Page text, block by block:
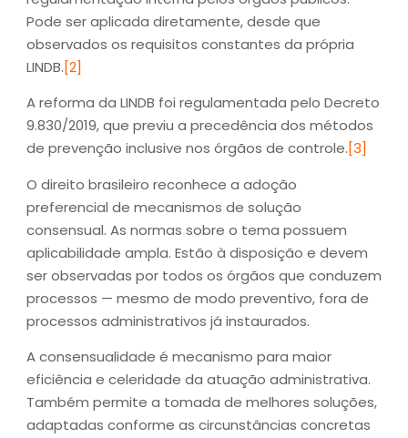
Pode ser aplicada diretamente, desde que
observados os requisitos constantes da própria
LINDB.[2]
A reforma da LINDB foi regulamentada pelo Decreto
9.830/2019, que previu a precedência dos métodos
de prevenção inclusive nos órgãos de controle.[3]
O direito brasileiro reconhece a adoção
preferencial de mecanismos de solução
consensual. As normas sobre o tema possuem
aplicabilidade ampla. Estão à disposição e devem
ser observadas por todos os órgãos que conduzem
processos — mesmo de modo preventivo, fora de
processos administrativos já instaurados.
A consensualidade é mecanismo para maior
eficiência e celeridade da atuação administrativa.
Também permite a tomada de melhores soluções,
adaptadas conforme as circunstâncias concretas